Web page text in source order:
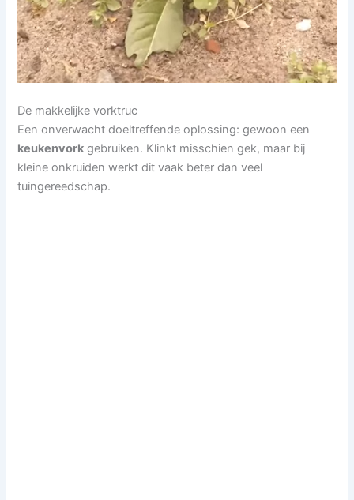
De makkelijke vorktruc
Een onverwacht doeltreffende oplossing: gewoon een
keukenvork gebruiken. Klinkt misschien gek, maar bij
kleine onkruiden werkt dit vaak beter dan veel
tuingereedschap.